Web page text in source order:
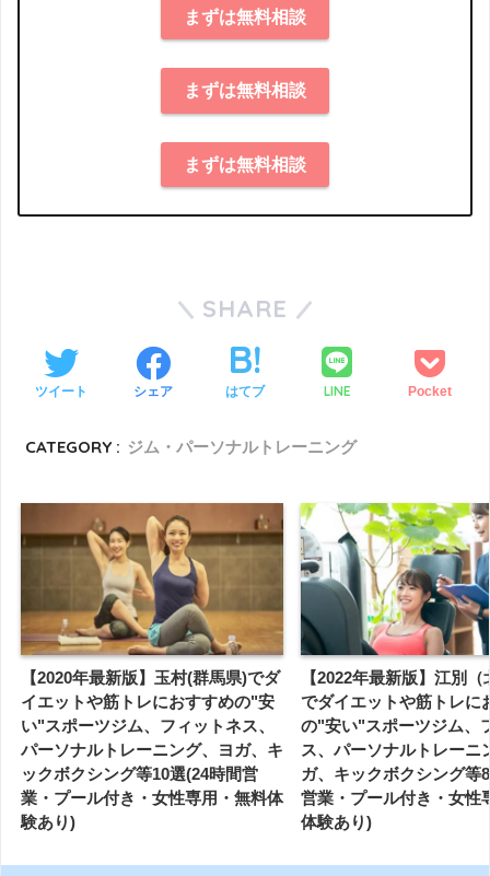
まずは無料相談
まずは無料相談
まずは無料相談
SHARE
ツイート シェア はてブ LINE Pocket
CATEGORY : ジム・パーソナルトレーニング
【2020年最新版】玉村(群馬県)でダ
イエットや筋トレにおすすめの"安
い"スポーツジム、フィットネス、
パーソナルトレーニング、ヨガ、キ
ックボクシング等10選(24時間営
業・プール付き・女性専用・無料体
験あり)
【2022年最新版】江別
でダイエットや筋トレに
の"安い"スポーツジム、
ス、パーソナルトレーニ
ガ、キックボクシング等
営業・プール付き・女性
体験あり)